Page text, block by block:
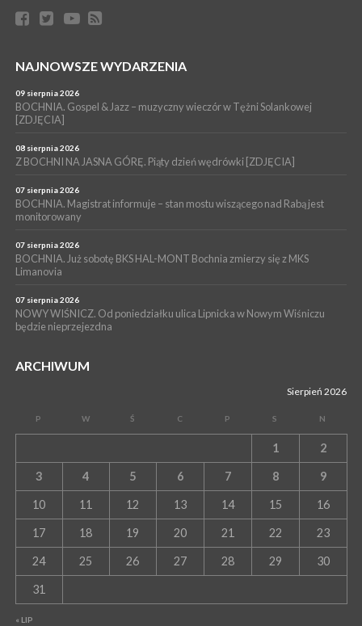
06 sierpnia 2026
BOCHNIA. W niedzielę Muzyczna Altana, a w niej Orkiestra Dęta
WYDARZENIA
BRZESKO. Lepsze warunki dla strażaków z OSP Okocim!
WYDARZENIA
BORZĘCIN. Już w najbliższy weekend XIX Borzęckie Święto
Grzyba: Zenek Martyniuk i Justyna Steczkowska
NAJNOWSZE WYDARZENIA
09 sierpnia 2026
BOCHNIA. Gospel & Jazz – muzyczny wieczór w Tężni Solankowej
[ZDJĘCIA]
08 sierpnia 2026
Z BOCHNI NA JASNA GÓRĘ. Piąty dzień wędrówki [ZDJĘCIA]
07 sierpnia 2026
BOCHNIA. Magistrat informuje – stan mostu wiszącego nad Rabą jest
monitorowany
07 sierpnia 2026
BOCHNIA. Już sobotę BKS HAL-MONT Bochnia zmierzy się z MKS
Limanovia
07 sierpnia 2026
NOWY WIŚNICZ. Od poniedziałku ulica Lipnicka w Nowym Wiśniczu
będzie nieprzejezdna
ARCHIWUM
Sierpień 2026
P W Ś C P S N
« LIP
1 2
3 4 5 6 7 8 9
10 11 12 13 14 15 16
17 18 19 20 21 22 23
24 25 26 27 28 29 30
31